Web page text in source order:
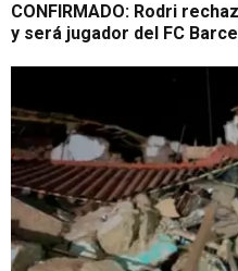
CONFIRMADO: Rodri
y será jugador del FC